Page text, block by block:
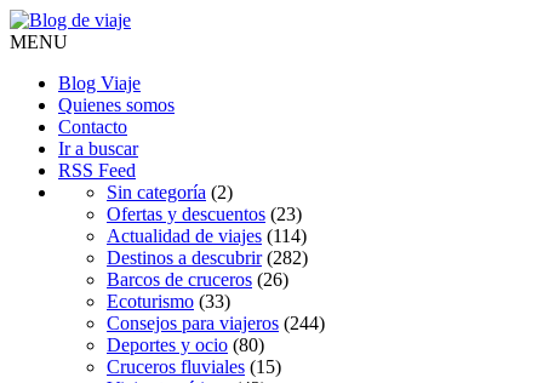
MENU
Blog Viaje
Quienes somos
Contacto
Ir a buscar
RSS Feed
Sin categoría (2)
Ofertas y descuentos (23)
Actualidad de viajes (114)
Destinos a descubrir(282)
Barcos de cruceros (26)
Ecoturismo (33)
Consejos para viajeros (244)
Deportes y ocio (80)
Cruceros fluviales (15)